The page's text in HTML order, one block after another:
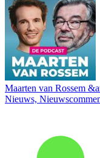
Maarten van Rossem
Nieuws,